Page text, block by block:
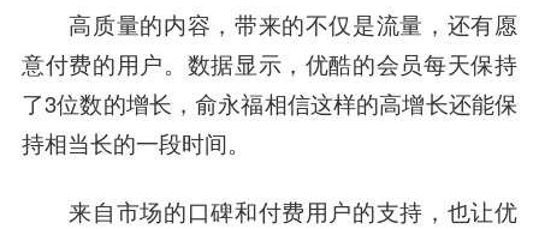
高质量的内容，带来的不仅是流量，还有愿
意付费的用户。数据显示，优酷的会员每天保持
了3位数的增长，俞永福相信这样的高增长还能保
持相当长的一段时间。
来自市场的口碑和付费用户的支持，也让优